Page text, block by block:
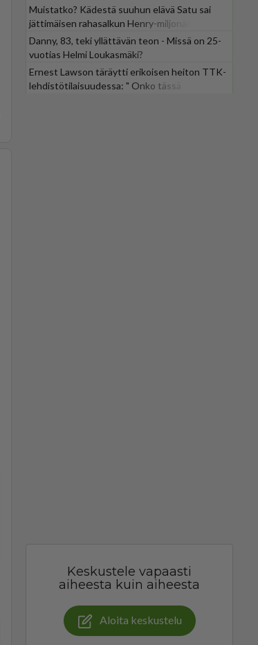
Muistatko? Kädestä suuhun elävä Satu sai
jättimäisen rahasalkun Henry-miljonääriltä
Danny, 83, teki yllättävän teon - Missä on 25-
vuotias Helmi Loukasmäki?
Ernest Lawson täräytti erikoisen heiton TTK-
lehdistötilaisuudessa: " Onko tässä
Keskustele vapaasti
aiheesta kuin aiheesta
Aloita keskustelu